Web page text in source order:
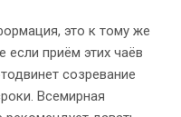
это к тому же
если приём этих чаёв
созревание
Всемирная